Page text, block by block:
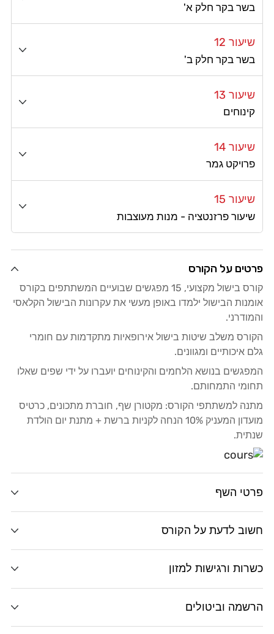
בשר בקר חלק א'
שיעור 12
בשר בקר חלק ב'
שיעור 13
קינוחים
שיעור 14
פרויקט גמר
שיעור 15
שיעור פרזנטציה - מנות מעוצבות
פרטים על הקורס
קורס בישול מקצועי, 15 מפגשים שבועיים המשתתפים בקורס
אומנות הבישול ילמדו באופן מעשי את עקרונות הבישול הקלאסי
והמודרני.
הקורס משלב שיטות בישול אירופאיות מתקדמות עם חומרי
גלם איכותיים ומגוונים.
המפגשים בנושא הלחמים והקינוחים יועברו על ידי שפים שאלו
תחומי התמחותם.
מתנה למשתתפי הקורס: מקטורן שף, חוברת מתכונים, כרטיס
מועדון המעניק 10% הנחה לקניות ברשת + מתנת יום הולדת
שנתית.
פרטי השף
חשוב לדעת על הקורס
כשרות ורגישות למזון
הרשמה וביטולים